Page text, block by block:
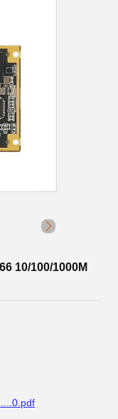
10/100/1000M